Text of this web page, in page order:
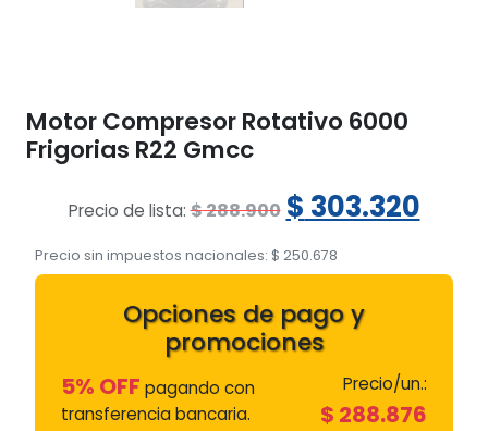
Motor Compresor Rotativo 6000
Frigorias R22 Gmcc
Precio de lista:$288.900 El
precio
original
era:
$ 288.900.
$ 303.320El
$
Precio sin impuestos nacionales: $ 250.678
Opciones de pago y
promociones
5% OFF pagando con
transferencia bancaria.
Precio/un.:
$ 288.876